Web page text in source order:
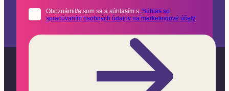
Oboznámil/a som sa a súhlasím s: Súhlas so
spracúvaním osobných údajov na marketingové účely.